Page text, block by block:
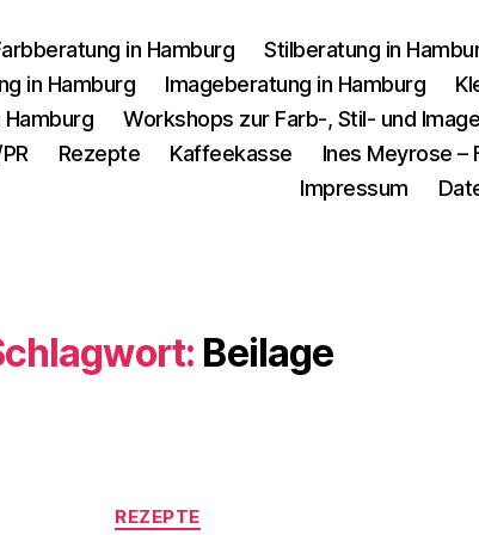
in Hamburg Stilberatung in
in Hamburg
Imageberatung in Hamburg
Hamburg
Workshops zur Farb-, Stil- und
Rezepte Kaffeekasse Ines Meyrose –
Impressum
Beilage
Kategorien
REZEPTE